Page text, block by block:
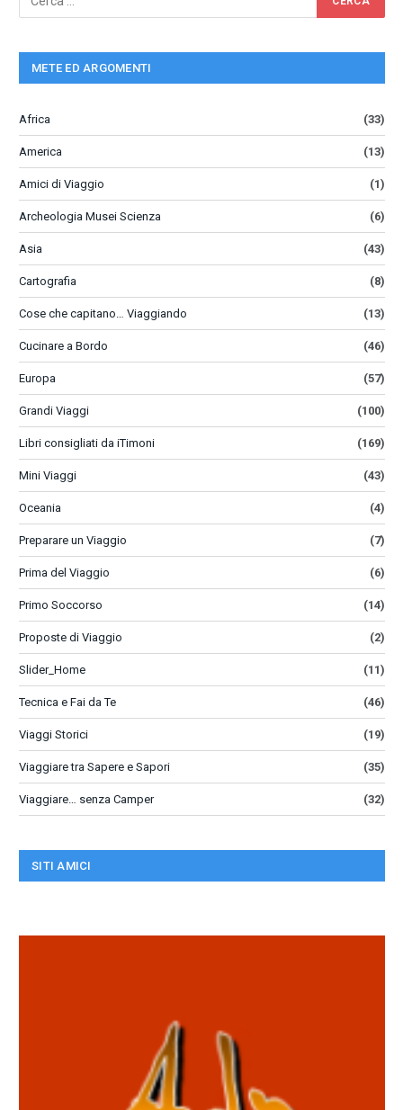
METE ED ARGOMENTI
Africa (33)
America (13)
Amici di Viaggio (1)
Archeologia Musei Scienza (6)
Asia (43)
Cartografia (8)
Cose che capitano… Viaggiando (13)
Cucinare a Bordo (46)
Europa (57)
Grandi Viaggi (100)
Libri consigliati da iTimoni (169)
Mini Viaggi (43)
Oceania (4)
Preparare un Viaggio (7)
Prima del Viaggio (6)
Primo Soccorso (14)
Proposte di Viaggio (2)
Slider_Home (11)
Tecnica e Fai da Te (46)
Viaggi Storici (19)
Viaggiare tra Sapere e Sapori (35)
Viaggiare… senza Camper (32)
SITI AMICI